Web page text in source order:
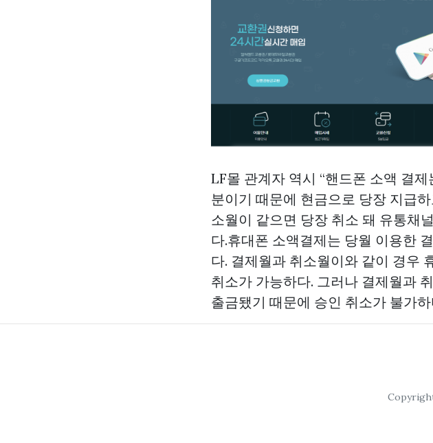
LF몰 관계자 역시 “핸드폰 소액 결
분이기 때문에 현금으로 당장 지급
소월이 같으면 당장 취소 돼 유통채
다.휴대폰 소액결제는 당월 이용한
다. 결제월과 취소월이와 같이 경우
취소가 가능하다. 그러나 결제월과
출금됐기 때문에 승인 취소가 불가하